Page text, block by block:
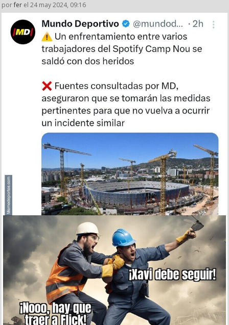
porfer el 24 may 2024, 09:16